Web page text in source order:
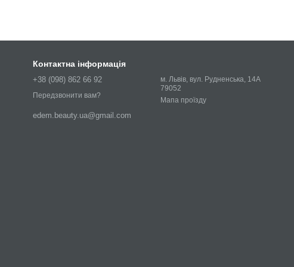
Контактна інформація
+38 (098) 862 66 92
Передзвонити вам?
edem.beauty.ua@gmail.com
м. Львів, вул. Рудненська, 14А
79052
Мапа проїзду